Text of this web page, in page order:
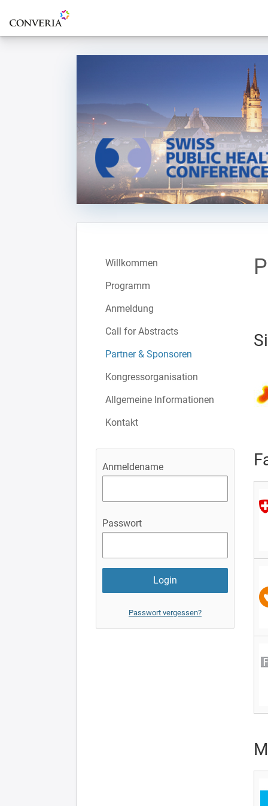
Zur Startseite
Willkommen
Programm
Anmeldung
Call for Abstracts
Partner & Sponsoren
Kongressorganisation
Allgemeine Informationen
Kontakt
Anmeldename
Passwort
Passwort vergessen?